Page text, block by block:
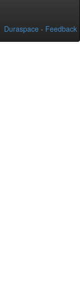
Duraspace - Feedback